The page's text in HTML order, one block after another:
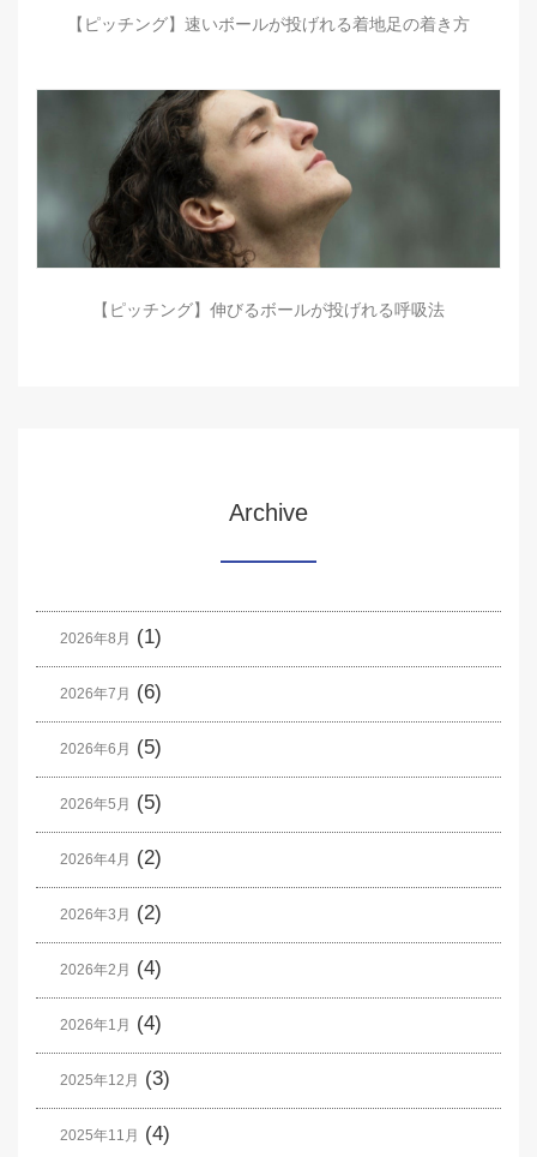
【ピッチング】速いボールが投げれる着地足の着き方
【ピッチング】伸びるボールが投げれる呼吸法
Archive
2026年8月 (1)
2026年7月 (6)
2026年6月 (5)
2026年5月 (5)
2026年4月 (2)
2026年3月 (2)
2026年2月 (4)
2026年1月 (4)
2025年12月 (3)
2025年11月 (4)